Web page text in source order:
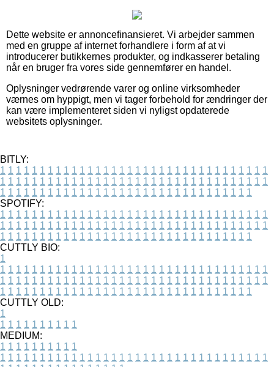
Dette website er annoncefinansieret. Vi arbejder sammen
med en gruppe af internet forhandlere i form af at vi
introducerer butikkernes produkter, og indkasserer betaling
når en bruger fra vores side gennemfører en handel.
Oplysninger vedrørende varer og online virksomheder
værnes om hyppigt, men vi tager forbehold for ændringer der
kan være implementeret siden vi nyligst opdaterede
websitets oplysninger.
BITLY:
1 1 1 1 1 1 1 1 1 1 1 1 1 1 1 1 1 1 1 1 1 1 1 1 1 1 1 1 1 1 1 1 1 1
1 1 1 1 1 1 1 1 1 1 1 1 1 1 1 1 1 1 1 1 1 1 1 1 1 1 1 1 1 1 1 1 1 1
1 1 1 1 1 1 1 1 1 1 1 1 1 1 1 1 1 1 1 1 1 1 1 1 1 1 1 1 1 1 1 1
SPOTIFY:
1 1 1 1 1 1 1 1 1 1 1 1 1 1 1 1 1 1 1 1 1 1 1 1 1 1 1 1 1 1 1 1 1 1
1 1 1 1 1 1 1 1 1 1 1 1 1 1 1 1 1 1 1 1 1 1 1 1 1 1 1 1 1 1 1 1 1 1
1 1 1 1 1 1 1 1 1 1 1 1 1 1 1 1 1 1 1 1 1 1 1 1 1 1 1 1 1 1 1 1
CUTTLY BIO:
1
1 1 1 1 1 1 1 1 1 1 1 1 1 1 1 1 1 1 1 1 1 1 1 1 1 1 1 1 1 1 1 1 1 1
1 1 1 1 1 1 1 1 1 1 1 1 1 1 1 1 1 1 1 1 1 1 1 1 1 1 1 1 1 1 1 1 1 1
1 1 1 1 1 1 1 1 1 1 1 1 1 1 1 1 1 1 1 1 1 1 1 1 1 1 1 1 1 1 1 1
CUTTLY OLD:
1
1 1 1 1 1 1 1 1 1 1
MEDIUM:
1 1 1 1 1 1 1 1 1 1
1 1 1 1 1 1 1 1 1 1 1 1 1 1 1 1 1 1 1 1 1 1 1 1 1 1 1 1 1 1 1 1 1 1